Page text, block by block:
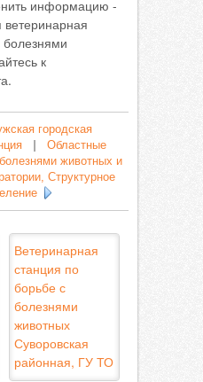
информацию -
болезнями
к
городская
Областные
животных и
Структурное
Ветеринарная
станция по
борьбе с
болезнями
животных
Суворовская
районная, ГУ ТО